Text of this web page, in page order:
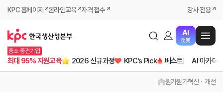
KPC 홈페이지 온라인교육 자격 접수 강사 전용
AI
챗봇
중소·중견기업
최대 95% 지원교육 2026 신규과정 KPC's Pick 베스트 AI 아카데
원가원가혁신ㆍ개선